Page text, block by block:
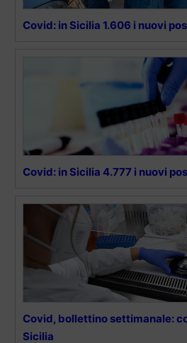
Covid: in Sicilia 1.606 i nuovi
Covid: in Sicilia 4.777 i nuovi
Covid, bollettino settimanale:
Sicilia